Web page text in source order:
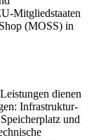
Mitgliedstaaten
(MOSS) in
dienen
Infrastruktur-
und